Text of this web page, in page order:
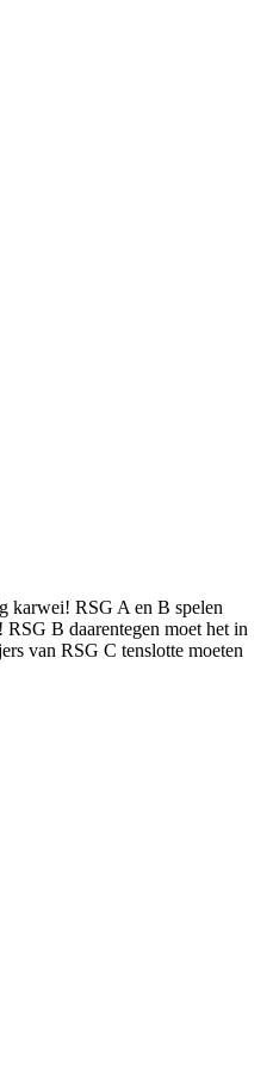
karwei! RSG A en B spelen
B daarentegen moet het in
van RSG C tenslotte moeten